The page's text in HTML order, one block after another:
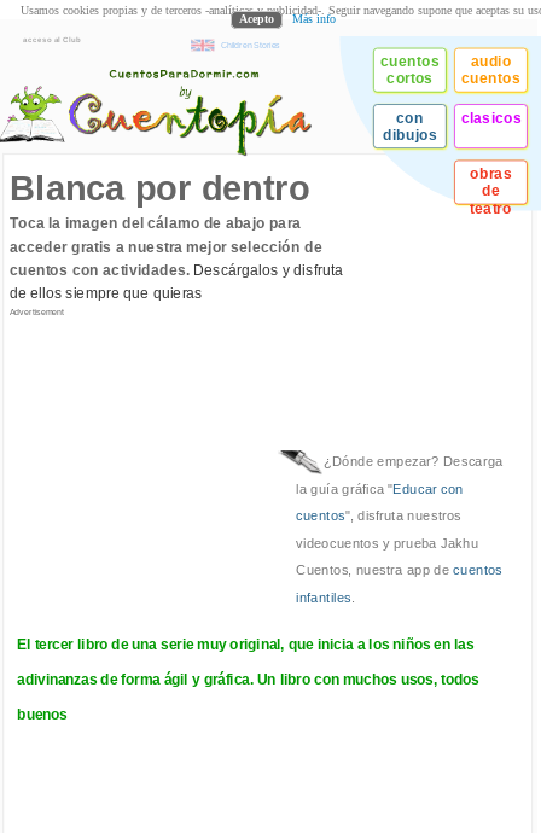
acceso al Club
Children Stories
cuentos
cortos
audio
cuentos
con
dibujos
clasicos
obras
de
teatro
Blanca por dentro
Toca la imagen del cálamo de abajo para
acceder gratis a nuestra mejor selección de
cuentos con actividades.Descárgalos y disfruta
de ellos siempre que quieras
Advertisement
¿Dónde empezar? Descarga
la guía gráfica "Educar con
cuentos", disfruta nuestros
videocuentos y prueba Jakhu
Cuentos, nuestra app decuentos
infantiles.
El tercer libro de una serie muy original, que inicia a los niños en las
adivinanzas de forma ágil y gráfica. Un libro con muchos usos, todos
buenos
Usamos cookies propias y de terceros -analíticas y publicidad-. Seguir navegando supone que aceptas su
Acepto Más info